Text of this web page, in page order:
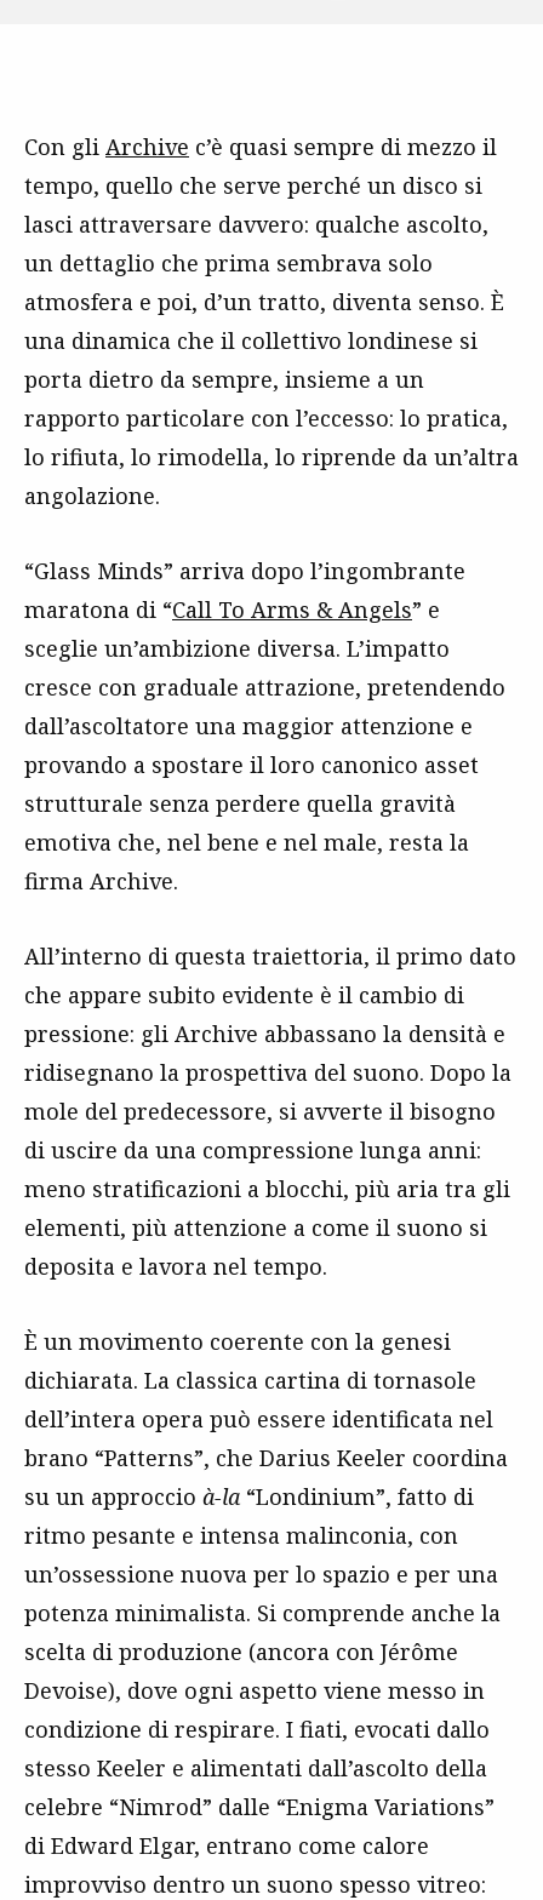
Con gli Archive c’è quasi sempre di mezzo il
tempo, quello che serve perché un disco si
lasci attraversare davvero: qualche ascolto,
un dettaglio che prima sembrava solo
atmosfera e poi, d’un tratto, diventa senso. È
una dinamica che il collettivo londinese si
porta dietro da sempre, insieme a un
rapporto particolare con l’eccesso: lo pratica,
lo rifiuta, lo rimodella, lo riprende da un’altra
angolazione.
“Glass Minds” arriva dopo l’ingombrante
maratona di “Call To Arms & Angels” e
sceglie un’ambizione diversa. L’impatto
cresce con graduale attrazione, pretendendo
dall’ascoltatore una maggior attenzione e
provando a spostare il loro canonico asset
strutturale senza perdere quella gravità
emotiva che, nel bene e nel male, resta la
firma Archive.
All’interno di questa traiettoria, il primo dato
che appare subito evidente è il cambio di
pressione: gli Archive abbassano la densità e
ridisegnano la prospettiva del suono. Dopo la
mole del predecessore, si avverte il bisogno
di uscire da una compressione lunga anni:
meno stratificazioni a blocchi, più aria tra gli
elementi, più attenzione a come il suono si
deposita e lavora nel tempo.
È un movimento coerente con la genesi
dichiarata. La classica cartina di tornasole
dell’intera opera può essere identificata nel
brano “Patterns”, che Darius Keeler coordina
su un approccio à-la “Londinium”, fatto di
ritmo pesante e intensa malinconia, con
un’ossessione nuova per lo spazio e per una
potenza minimalista. Si comprende anche la
scelta di produzione (ancora con Jérôme
Devoise), dove ogni aspetto viene messo in
condizione di respirare. I fiati, evocati dallo
stesso Keeler e alimentati dall’ascolto della
celebre “Nimrod” dalle “Enigma Variations”
di Edward Elgar, entrano come calore
improvviso dentro un suono spesso vitreo: